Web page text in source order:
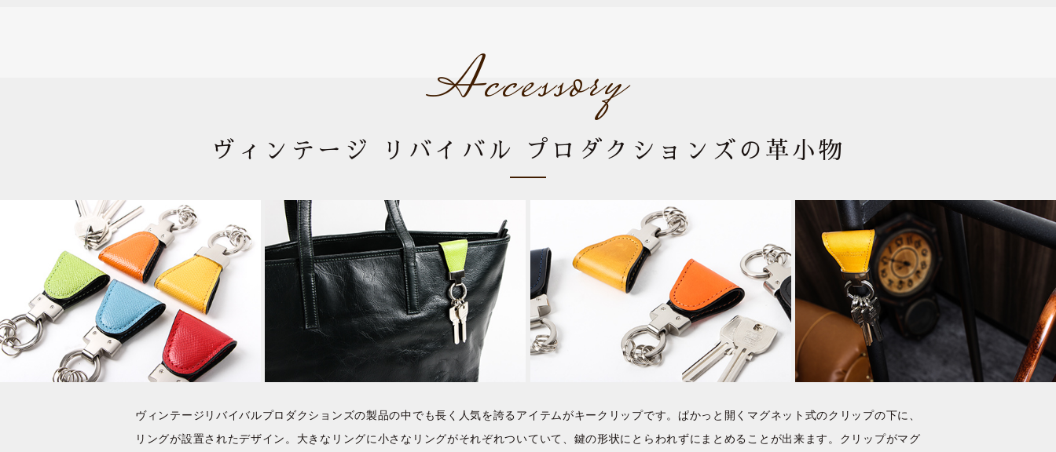
Accessory
ヴィンテージ リバイバル プロダクションズの革小物
ヴィンテージリバイバルプロダクションズの製品の中でも長く人気を誇るアイテムがキークリップです。ぱかっと開くマグネット式のクリップの下に、
リングが設置されたデザイン。大きなリングに小さなリングがそれぞれついていて、鍵の形状にとらわれずにまとめることが出来ます。クリップがマグ